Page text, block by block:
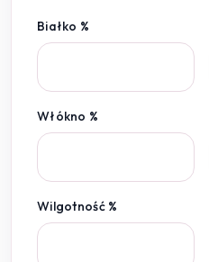
Białko %
Włókno %
Wilgotność %